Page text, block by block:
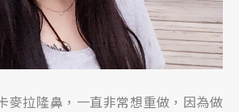
麥拉隆鼻，一直非常想重做，因為做